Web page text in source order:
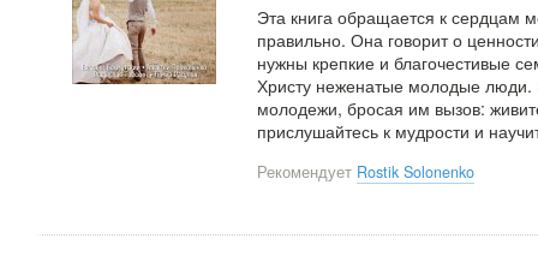
Эта книга обращается к
правильно. Она говорит о
нужны крепкие и благочестивые
Христу неженатые молодые люди.
молодежи, бросая им вызов:
прислушайтесь к мудрости и
Рекомендует Rostik Solonenko